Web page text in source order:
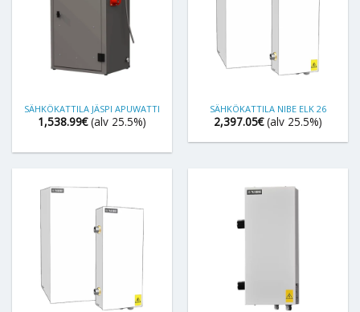
SÄHKÖKATTILA JÄSPI APUWATTI
1,538.99€ (alv 25.5%)
SÄHKÖKATTILA NIBE ELK 26
2,397.05€ (alv 25.5%)